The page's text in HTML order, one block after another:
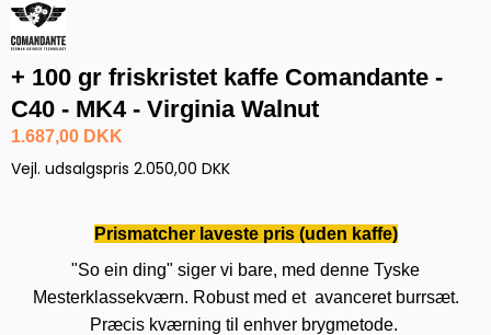
+ 100 gr friskristet kaffe Comandante -
C40 - MK4 - Virginia Walnut
1.687,00 DKK
Vejl. udsalgspris 2.050,00 DKK
Prismatcher laveste pris (uden kaffe)
"So ein ding" siger vi bare, med denne Tyske
Mesterklassekværn. Robust med et avanceret burrsæt.
Præcis kværning til enhver brygmetode.